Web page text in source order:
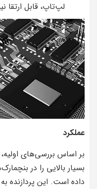
لپ‌تاپ، قابل ارتقا
عملکرد
بسیار بالایی را در
داده است. این پردازنده